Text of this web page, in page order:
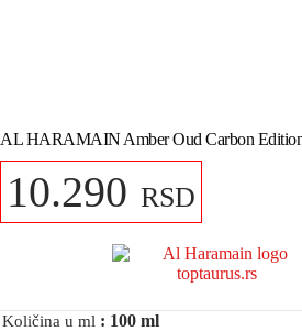
AL HARAMAIN Amber Oud Carbon
10.290 RSD
Količina u ml : 100 ml